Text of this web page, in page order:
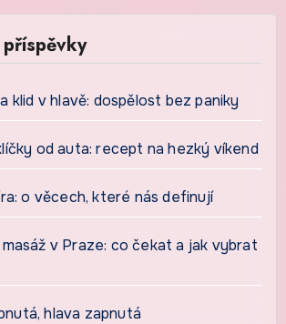
klid v hlavě: dospělost bez paniky
od auta: recept na hezký víkend
o věcech, které nás definují
v Praze: co čekat a jak vybrat
hlava zapnutá